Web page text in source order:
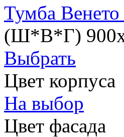
Тумба
(Ш*В*Г)
Выбрать
Цвет корпуса
На выбор
Цвет фасада